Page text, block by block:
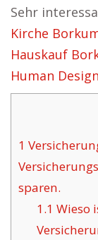
Sehr
Kirche
Hauskauf
Human
1
sparen.
1.1 Wieso